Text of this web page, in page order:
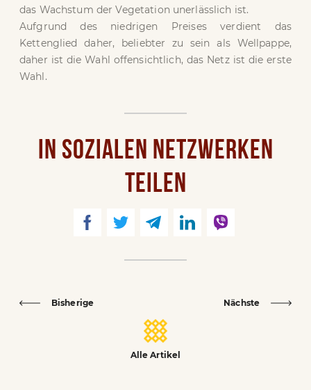
das Wachstum der Vegetation unerlässlich ist.
Aufgrund des niedrigen Preises verdient das
Kettenglied daher, beliebter zu sein als Wellpappe,
daher ist die Wahl offensichtlich, das Netz ist die erste
Wahl.
IN SOZIALEN NETZWERKEN
TEILEN
Bisherige
Alle Artikel
Nächste